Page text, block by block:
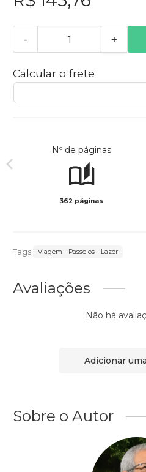
- +
Calcular o frete
Nº de páginas
362 páginas
Tags: Viagem - Passeios - Lazer
Avaliações
Não há
Adicionar
Sobre o Autor